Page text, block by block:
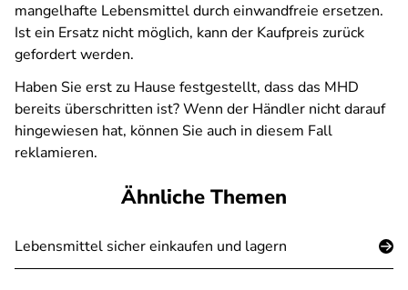
mangelhafte Lebensmittel durch einwandfreie ersetzen.
Ist ein Ersatz nicht möglich, kann der Kaufpreis zurück
gefordert werden.
Haben Sie erst zu Hause festgestellt, dass das MHD
bereits überschritten ist? Wenn der Händler nicht darauf
hingewiesen hat, können Sie auch in diesem Fall
reklamieren.
Ähnliche Themen
Lebensmittel sicher einkaufen und lagern